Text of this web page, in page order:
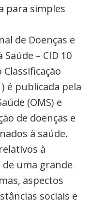
para simples
de Doenças e
– CID 10
é publicada pela
(OMS) e
de doenças e
à saúde.
à
de uma grande
aspectos
sociais e